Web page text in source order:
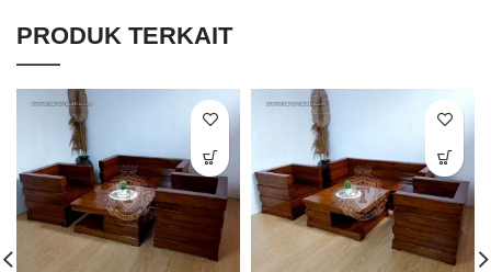
PRODUK TERKAIT